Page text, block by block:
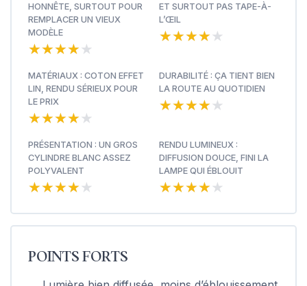
HONNÊTE, SURTOUT POUR
REMPLACER UN VIEUX
MODÈLE
★★★★★
★★★★★
ET SURTOUT PAS TAPE-À-
L’ŒIL
★★★★★
★★★★★
MATÉRIAUX : COTON EFFET
LIN, RENDU SÉRIEUX POUR
LE PRIX
★★★★★
★★★★★
DURABILITÉ : ÇA TIENT BIEN
LA ROUTE AU QUOTIDIEN
★★★★★
★★★★★
PRÉSENTATION : UN GROS
CYLINDRE BLANC ASSEZ
POLYVALENT
★★★★★
★★★★★
RENDU LUMINEUX :
DIFFUSION DOUCE, FINI LA
LAMPE QUI ÉBLOUIT
★★★★★
★★★★★
POINTS FORTS